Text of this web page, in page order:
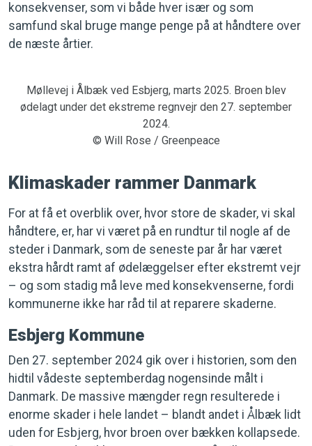
konsekvenser, som vi både hver især og som
samfund skal bruge mange penge på at håndtere over
de næste årtier.
Møllevej i Ålbæk ved Esbjerg, marts 2025. Broen blev
ødelagt under det ekstreme regnvejr den 27. september
2024.
© Will Rose / Greenpeace
Klimaskader rammer Danmark
For at få et overblik over, hvor store de skader, vi skal
håndtere, er, har vi været på en rundtur til nogle af de
steder i Danmark, som de seneste par år har været
ekstra hårdt ramt af ødelæggelser efter ekstremt vejr
– og som stadig må leve med konsekvenserne, fordi
kommunerne ikke har råd til at reparere skaderne.
Esbjerg Kommune
Den 27. september 2024 gik over i historien, som den
hidtil vådeste septemberdag nogensinde målt i
Danmark. De massive mængder regn resulterede i
enorme skader i hele landet – blandt andet i Ålbæk lidt
uden for Esbjerg, hvor broen over bækken kollapsede.